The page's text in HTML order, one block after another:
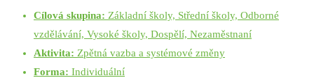
Cílová skupina: Základní školy, Střední školy, Odborné
vzdělávání, Vysoké školy, Dospělí, Nezaměstnaní
Aktivita: Zpětná vazba a systémové změny
Forma: Individuální